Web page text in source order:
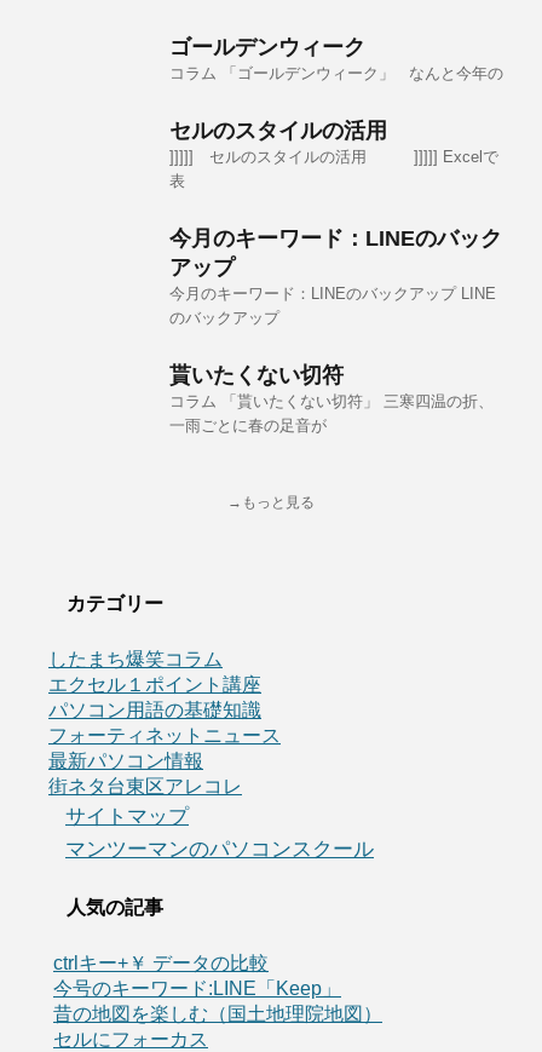
ゴールデンウィーク
コラム 「ゴールデンウィーク」 なんと今年の
セルのスタイルの活用
]]]]] セルのスタイルの活用 ]]]]] Excelで
表
今月のキーワード：LINEのバック
アップ
今月のキーワード：LINEのバックアップ LINE
のバックアップ
貰いたくない切符
コラム 「貰いたくない切符」 三寒四温の折、
一雨ごとに春の足音が
→もっと見る
カテゴリー
したまち爆笑コラム
エクセル１ポイント講座
パソコン用語の基礎知識
フォーティネットニュース
最新パソコン情報
街ネタ台東区アレコレ
サイトマップ
マンツーマンのパソコンスクール
人気の記事
ctrlキー+￥ データの比較
今号のキーワード:LINE「Keep」
昔の地図を楽しむ（国土地理院地図）
セルにフォーカス